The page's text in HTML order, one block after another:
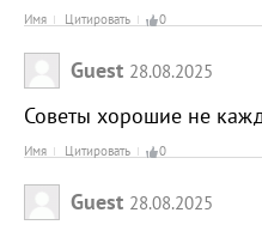
Имя Цитировать 0
Guest 28.08.2025
Советы хорошие не
Имя Цитировать 0
Guest 28.08.2025